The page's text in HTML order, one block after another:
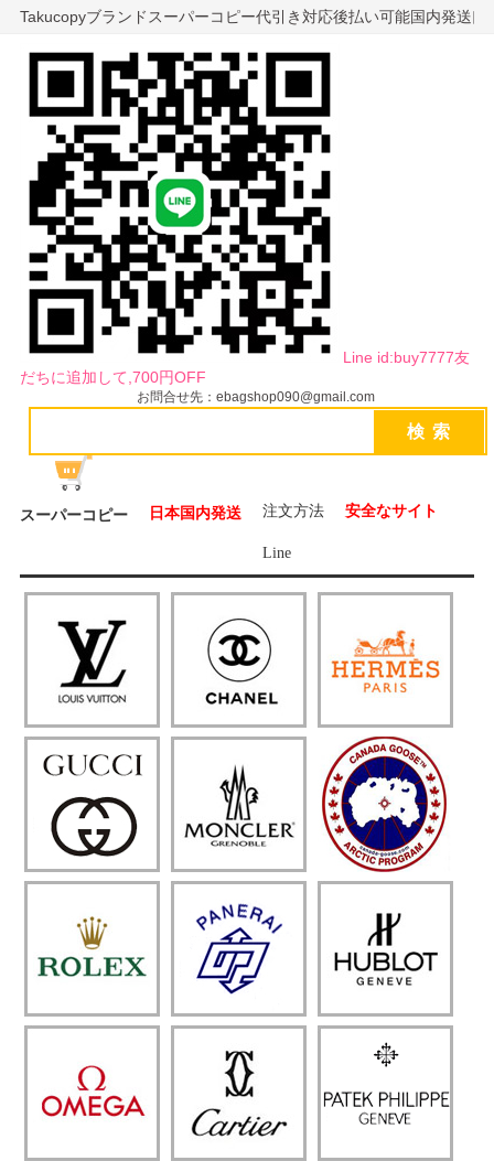
Takucopyブランドスーパーコピー代引き対応後払い可能国内発送
Line id:buy7777友
だちに追加して,700円OFF
お問合せ先：ebagshop090@gmail.com
スーパーコピー 日本国内発送 注文方法 安全なサイト
Line